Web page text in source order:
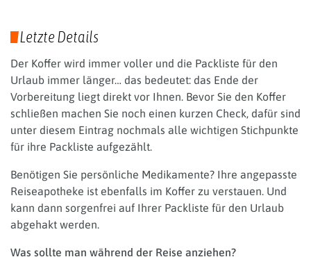
Letzte Details
Der Koffer wird immer voller und die Packliste für den
Urlaub immer länger… das bedeutet: das Ende der
Vorbereitung liegt direkt vor Ihnen. Bevor Sie den Koffer
schließen machen Sie noch einen kurzen Check, dafür sind
unter diesem Eintrag nochmals alle wichtigen Stichpunkte
für ihre Packliste aufgezählt.
Benötigen Sie persönliche Medikamente? Ihre angepasste
Reiseapotheke ist ebenfalls im Koffer zu verstauen. Und
kann dann sorgenfrei auf Ihrer Packliste für den Urlaub
abgehakt werden.
Was sollte man während der Reise anziehen?